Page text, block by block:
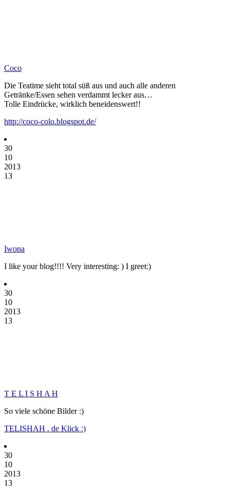
Coco
Die Teatime sieht total süß aus und auch alle anderen
Getränke/Essen sehen verdammt lecker aus…
Tolle Eindrücke, wirklich beneidenswert!!
http://coco-colo.blogspot.de/
30
10
2013
13
Iwona
I like your blog!!!! Very interesting: ) I greet:)
30
10
2013
13
T E L I S H A H
So viele schöne Bilder :)
TELISHAH . de Klick :)
30
10
2013
13